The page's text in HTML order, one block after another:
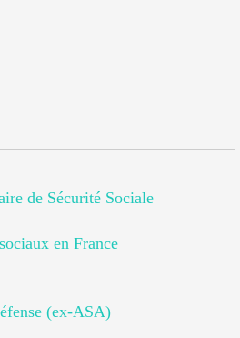
de Sécurité Sociale
en France
(ex-ASA)